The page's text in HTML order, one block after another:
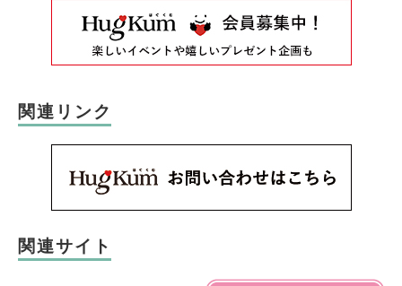
関連リンク
関連サイト